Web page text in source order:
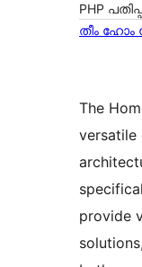
PHP
തീം ഹോം
The
versatile
provide